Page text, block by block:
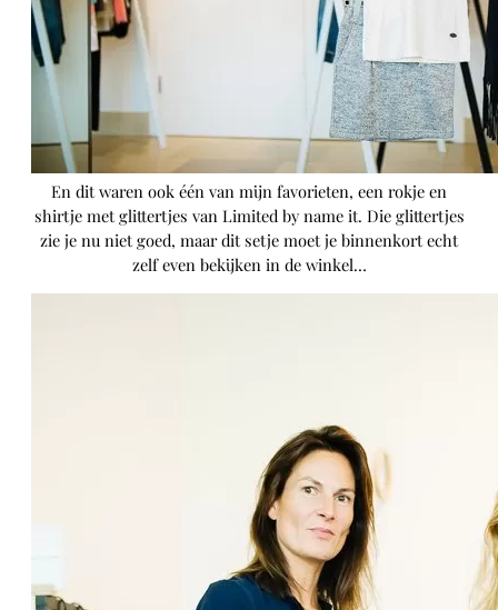
En dit waren ook één van mijn favorieten, een rokje en
shirtje met glittertjes van Limited by name it. Die glittertjes
zie je nu niet goed, maar dit setje moet je binnenkort echt
zelf even bekijken in de winkel…